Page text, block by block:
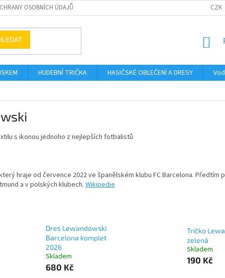
OSOBNÍCH ÚDAJŮ CZK
HUDEBNÍ TRIČKA HASIČSKÉ OBLEČENÍ A DRESY
s ikonou jednoho z nejlepších fotbalistů
hraje od července 2022 ve španělském klubu FC Barcelona. Předtím
a v polských klubech. Wikipedie
Dres Lewandowski
Barcelona komplet
2026
Skladem
680 Kč
Tričko
zelená
Skladem
190 Kč